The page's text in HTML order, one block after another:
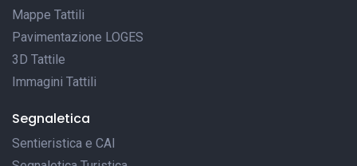
Mappe Tattili
Pavimentazione LOGES
3D Tattile
Immagini Tattili
Segnaletica
Sentieristica e CAI